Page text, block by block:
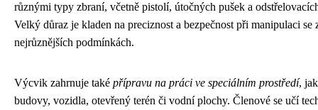
různými typy zbraní, včetně pistolí, útočných pušek a
Velký důraz je kladen na preciznost a bezpečnost při manipulaci se
nejrůznějších podmínkách.
Výcvik zahrnuje také přípravu na práci ve speciálním prostředí,
budovy, vozidla, otevřený terén či vodní plochy. Členové se učí